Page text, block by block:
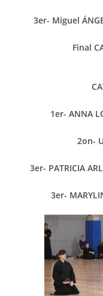
3er- Miguel
Final
1er- ANNA
2on-
3er- PATRICIA
3er-